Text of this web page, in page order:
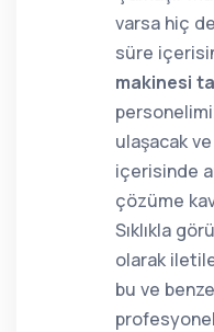
varsa hiç
süre
makinesi
ulaşacak
içerisinde
çözüme
Sıklıkla
olarak
bu ve